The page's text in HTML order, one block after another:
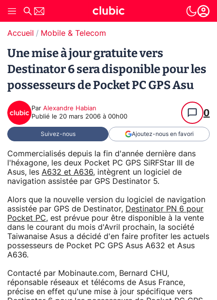
Accueil Mobile & Telecom
Une mise à jour gratuite vers
Destinator 6 sera disponible pour les
possesseurs de Pocket PC GPS Asu
Par Alexandre Habian
Publié le 20 mars 2006 à 00h00 0
Suivez-nous Ajoutez-nous en favori
Commercialisés depuis la fin d'année dernière dans
l'héxagone, les deux Pocket PC GPS SiRFStar III de
Asus, les A632 et A636, intègrent un logiciel de
navigation assistée par GPS Destinator 5.
Alors que la nouvelle version du logiciel de navigation
assistée par GPS de Destinator, Destinator PN 6 pour
Pocket PC, est prévue pour être disponible à la vente
dans le courant du mois d'Avril prochain, la société
Taiwanaise Asus a décidé d'en faire profiter les actuels
possesseurs de Pocket PC GPS Asus A632 et Asus
A636.
Contacté par Mobinaute.com, Bernard CHU,
réponsable réseaux et télécoms de Asus France,
précise en effet qu'une mise à jour spécifique vers